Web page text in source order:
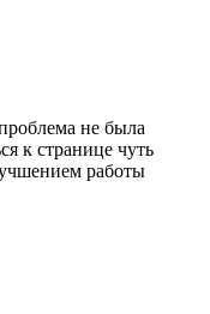
не была
к странице чуть
работы